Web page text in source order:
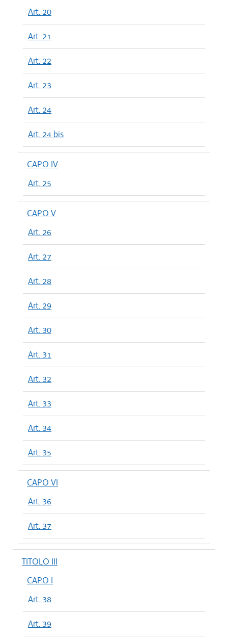
Art. 20
Art. 21
Art. 22
Art. 23
Art. 24
Art. 24 bis
CAPO IV
Art. 25
CAPO V
Art. 26
Art. 27
Art. 28
Art. 29
Art. 30
Art. 31
Art. 32
Art. 33
Art. 34
Art. 35
CAPO VI
Art. 36
Art. 37
TITOLO III
CAPO I
Art. 38
Art. 39